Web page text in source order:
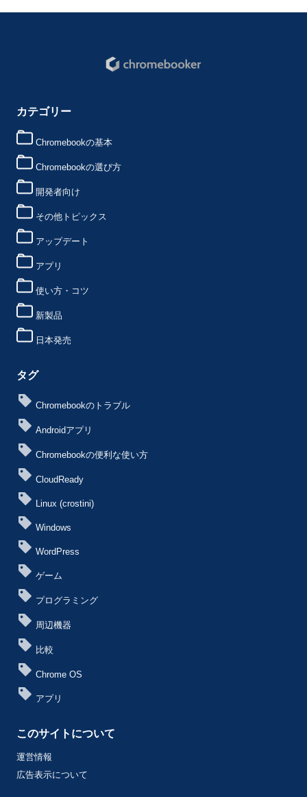
カテゴリー
Chromebookの基本
Chromebookの選び方
開発者向け
その他トピックス
アップデート
アプリ
使い方・コツ
新製品
日本発売
タグ
Chromebookのトラブル
Androidアプリ
Chromebookの便利な使い方
CloudReady
Linux (crostini)
Windows
WordPress
ゲーム
プログラミング
周辺機器
比較
Chrome OS
アプリ
このサイトについて
運営情報
広告表示について